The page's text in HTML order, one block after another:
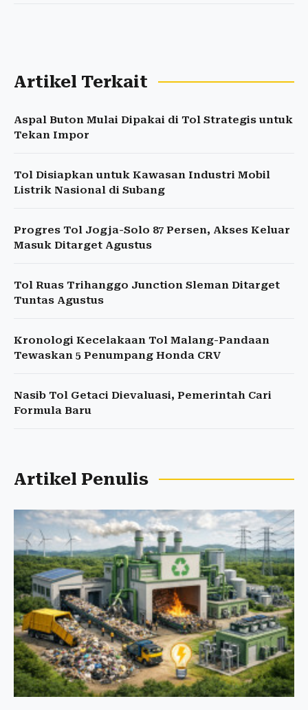
Artikel Terkait
Aspal Buton Mulai Dipakai di Tol Strategis untuk
Tekan Impor
Tol Disiapkan untuk Kawasan Industri Mobil
Listrik Nasional di Subang
Progres Tol Jogja-Solo 87 Persen, Akses Keluar
Masuk Ditarget Agustus
Tol Ruas Trihanggo Junction Sleman Ditarget
Tuntas Agustus
Kronologi Kecelakaan Tol Malang-Pandaan
Tewaskan 5 Penumpang Honda CRV
Nasib Tol Getaci Dievaluasi, Pemerintah Cari
Formula Baru
Artikel Penulis